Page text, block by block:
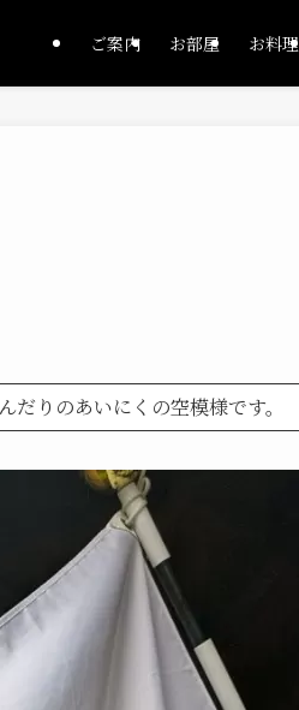
ご案内 お部屋 お料理
りのあいにくの空模様です。